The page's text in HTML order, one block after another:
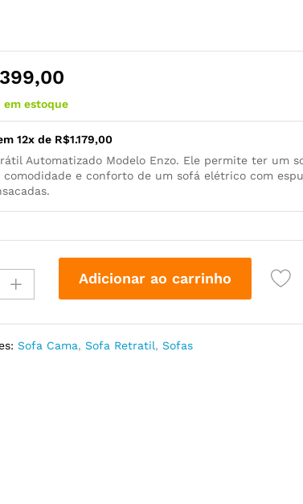
em estoque
12x de R$1.179,00
Automatizado Modelo Enzo. Ele permite ter um
comodidade e conforto de um sofá elétrico com
Adicionar ao carrinho
Sofa Cama,Sofa Retratil,Sofas